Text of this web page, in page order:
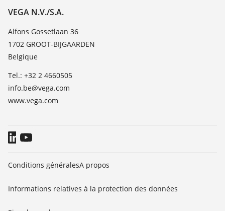
Liste de compatibilité chimique
TeamViewer
À propos de VEGA
Contact
News
Presse
Blog
VEGA N.V./S.A.
Alfons Gossetlaan 36
1702 GROOT-BIJGAARDEN
Belgique
Tel.: +32 2 4660505
info.be@vega.com
www.vega.com
Conditions généralesA propos
Informations relatives à la protection des données